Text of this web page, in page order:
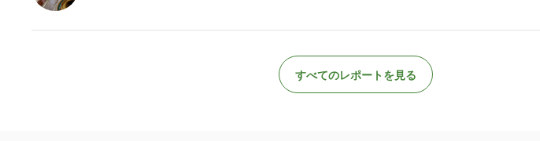
すべてのレポートを見る